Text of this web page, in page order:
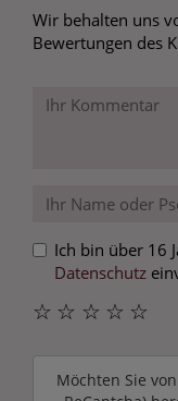
Wir behalten uns
Bewertungen des
Ich bin über 16
Datenschutz
☆
☆
☆
☆
☆
Möchten Sie von